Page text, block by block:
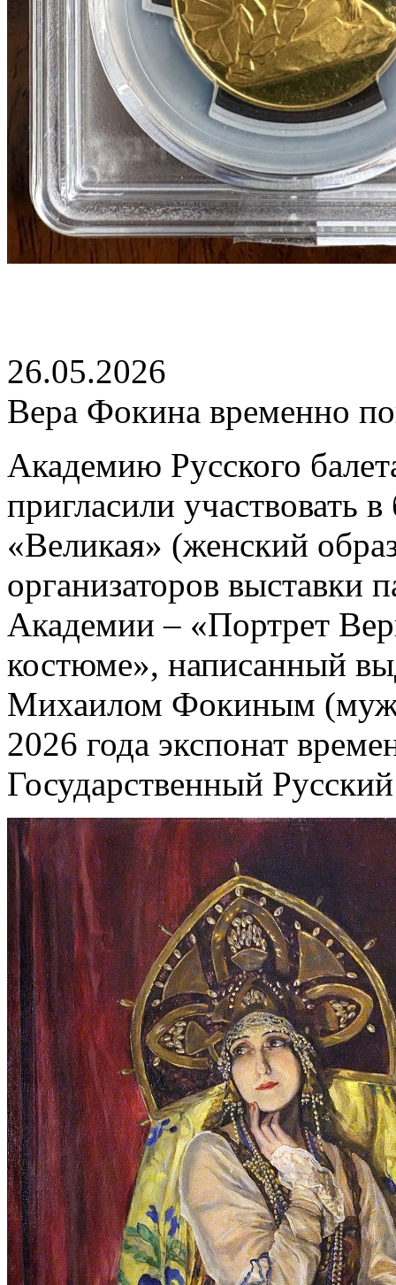
26.05.2026
Вера Фокина временно
Академию Русского
пригласили участвовать
«Великая» (женский
организаторов выставки
Академии – «Портрет
костюме», написанный
Михаилом Фокиным
2026 года экспонат
Государственный